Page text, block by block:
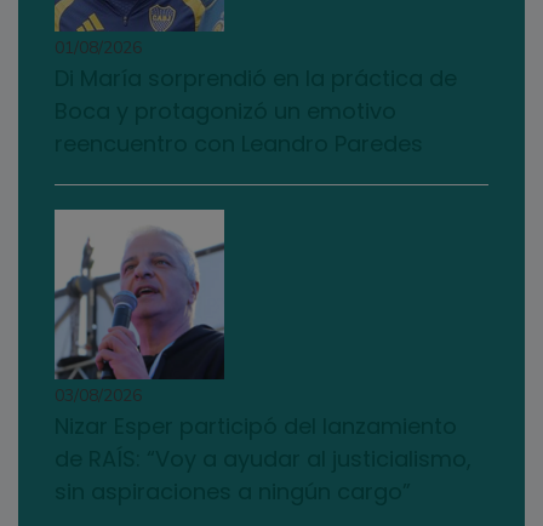
01/08/2026
03/08/2026